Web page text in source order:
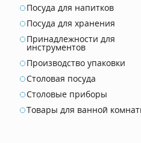
Посуда для напитков
Посуда для хранения
Принадлежности для
инструментов
Производство упаковки
Столовая посуда
Столовые приборы
Товары для ванной